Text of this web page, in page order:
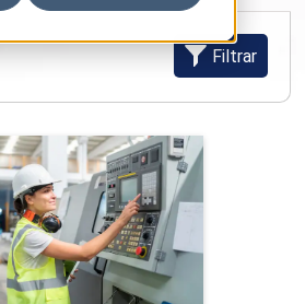
Filtrar
de Controle e
Automação
Detalhes do curso